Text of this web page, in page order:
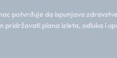
potvrđuje da ispunjava
pridržavati plana izleta, odluka i